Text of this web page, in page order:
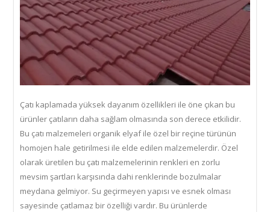
Çatı kaplamada yüksek dayanım özellikleri ile öne çıkan bu
ürünler çatıların daha sağlam olmasında son derece etkilidir.
Bu çatı malzemeleri organik elyaf ile özel bir reçine türünün
homojen hale getirilmesi ile elde edilen malzemelerdir. Özel
olarak üretilen bu çatı malzemelerinin renkleri en zorlu
mevsim şartları karşısında dahi renklerinde bozulmalar
meydana gelmiyor. Su geçirmeyen yapısı ve esnek olması
sayesinde çatlamaz bir özelliği vardır. Bu ürünlerde